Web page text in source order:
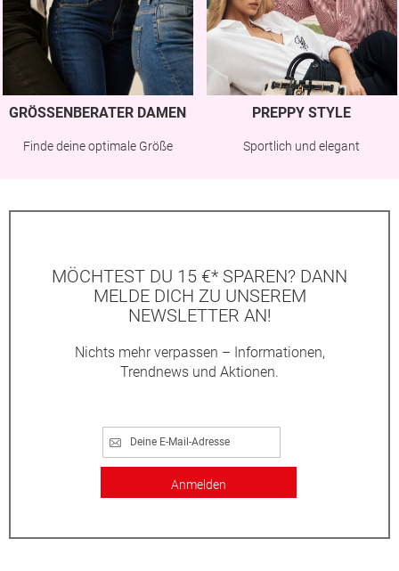
GRÖSSENBERATER DAMEN
Finde deine optimale Größe
PREPPY STYLE
Sportlich und elegant
MÖCHTEST DU 15 €* SPAREN? DANN
MELDE DICH ZU UNSEREM
NEWSLETTER AN!
Nichts mehr verpassen – Informationen,
Trendnews und Aktionen.
Anmelden